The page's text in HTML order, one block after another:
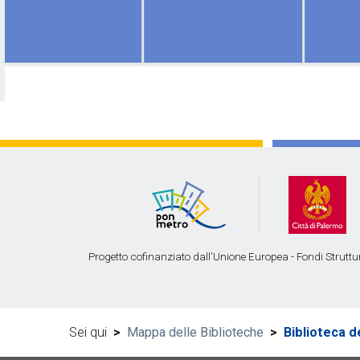
Progetto cofinanziato dall'Unione Europea - Fondi
Sei qui > Mappa delle Biblioteche > Biblioteca